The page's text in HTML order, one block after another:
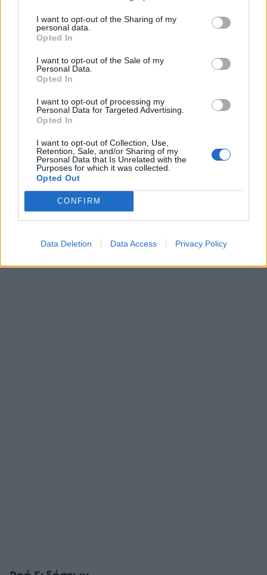
I want to opt-out of the Sharing of my
personal data.
Opted In
I want to opt-out of the Sale of my
Personal Data.
Opted In
I want to opt-out of processing my
Personal Data for Targeted Advertising.
Opted In
I want to opt-out of Collection, Use,
Retention, Sale, and/or Sharing of my
Personal Data that Is Unrelated with the
Purposes for which it was collected.
Opted Out
CONFIRM
Data Deletion Data Access Privacy Policy
για το νέο Μουσείο, την ανασκαφή της Αρχαίας
Σπάρτης (Γ. Πουλοκέφαλος – Φεστιβάλ Σπάρτη.
Θεάτρου ( Στ. Μπένος – Διάζωμα), η
δυσαρέσκεια Αρχαιολόγου Σπυρόπουλου για
τον ρόλο των Άγγλων, κ.λ.π.